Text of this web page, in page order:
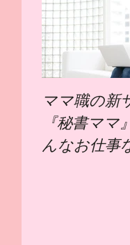
ママ職の新
『秘書ママ
んなお仕事